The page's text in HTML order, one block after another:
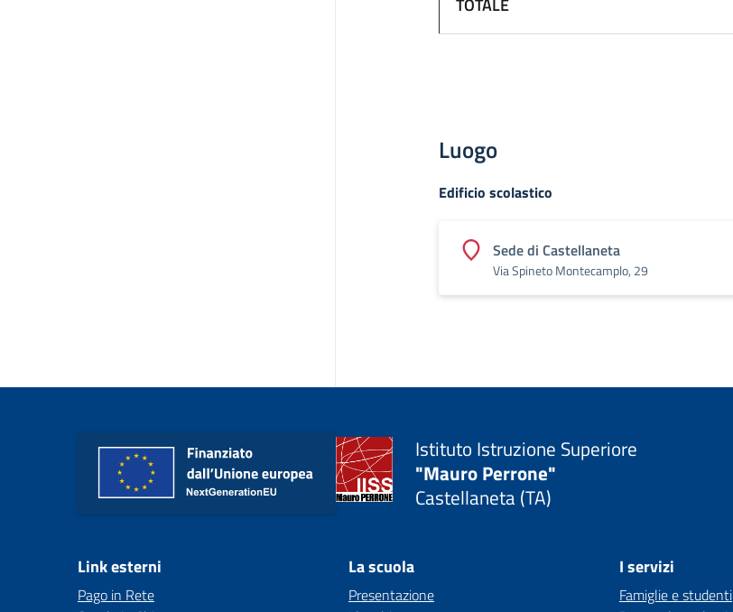
TOTALE
Luogo
Edificio scolastico
Sede di Castellaneta
Via Spineto Montecamplo, 29
Istituto Istruzione Superiore
"Mauro Perrone"
Castellaneta (TA)
Link esterni
Pago in Rete
La scuola
Presentazione
I servizi
Famiglie e studenti